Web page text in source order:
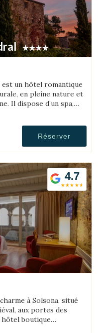
est un hôtel romantique
en pleine nature et
Il dispose d’un spa,
Réserver
4.7
à Solsona, situé
aux portes des
hôtel boutique